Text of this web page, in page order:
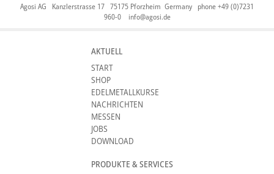
Agosi AG Kanzlerstrasse 17 75175 Pforzheim Germany phone +49 (0)7231
960-0 info@agosi.de
AKTUELL
START
SHOP
EDELMETALLKURSE
NACHRICHTEN
MESSEN
JOBS
DOWNLOAD
PRODUKTE & SERVICES